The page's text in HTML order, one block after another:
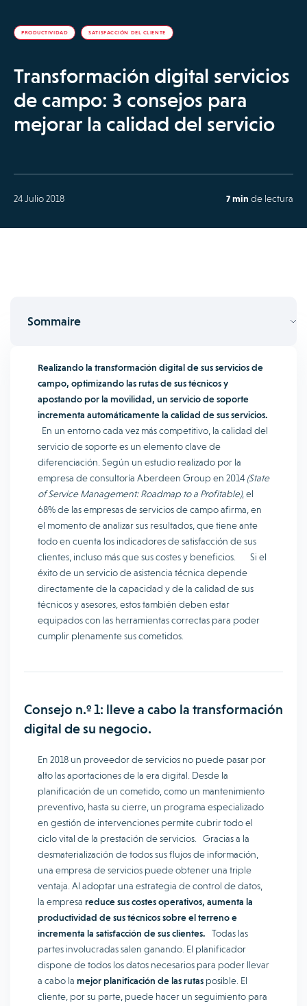
PRODUCTIVIDAD SATISFACCIÓN DEL CLIENTE
Transformación digital servicios
de campo: 3 consejos para
mejorar la calidad del servicio
24 Julio 2018 7 min de lectura
Sommaire
Realizando la transformación digital de sus servicios de
campo, optimizando las rutas de sus técnicos y
apostando por la movilidad, un servicio de soporte
incrementa automáticamente la calidad de sus servicios.
En un entorno cada vez más competitivo, la calidad del
servicio de soporte es un elemento clave de
diferenciación. Según un estudio realizado por la
empresa de consultoría Aberdeen Group en 2014 (State
of Service Management: Roadmap to a Profitable), el
68% de las empresas de servicios de campo afirma, en
el momento de analizar sus resultados, que tiene ante
todo en cuenta los indicadores de satisfacción de sus
clientes, incluso más que sus costes y beneficios. Si el
éxito de un servicio de asistencia técnica depende
directamente de la capacidad y de la calidad de sus
técnicos y asesores, estos también deben estar
equipados con las herramientas correctas para poder
cumplir plenamente sus cometidos.
Consejo n.º 1: lleve a cabo la transformación
digital de su negocio.
En 2018 un proveedor de servicios no puede pasar por
alto las aportaciones de la era digital. Desde la
planificación de un cometido, como un mantenimiento
preventivo, hasta su cierre, un programa especializado
en gestión de intervenciones permite cubrir todo el
ciclo vital de la prestación de servicios. Gracias a la
desmaterialización de todos sus flujos de información,
una empresa de servicios puede obtener una triple
ventaja. Al adoptar una estrategia de control de datos,
la empresa reduce sus costes operativos, aumenta la
productividad de sus técnicos sobre el terreno e
incrementa la satisfacción de sus clientes. Todas las
partes involucradas salen ganando. El planificador
dispone de todos los datos necesarios para poder llevar
a cabo la mejor planificación de las rutas posible. El
cliente, por su parte, puede hacer un seguimiento para